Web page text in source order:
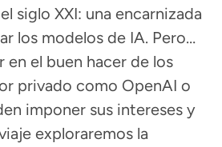
siglo XXI: una encarnizada
los modelos de IA. Pero…
en el buen hacer de los
privado como OpenAI o
imponer sus intereses y
exploraremos la